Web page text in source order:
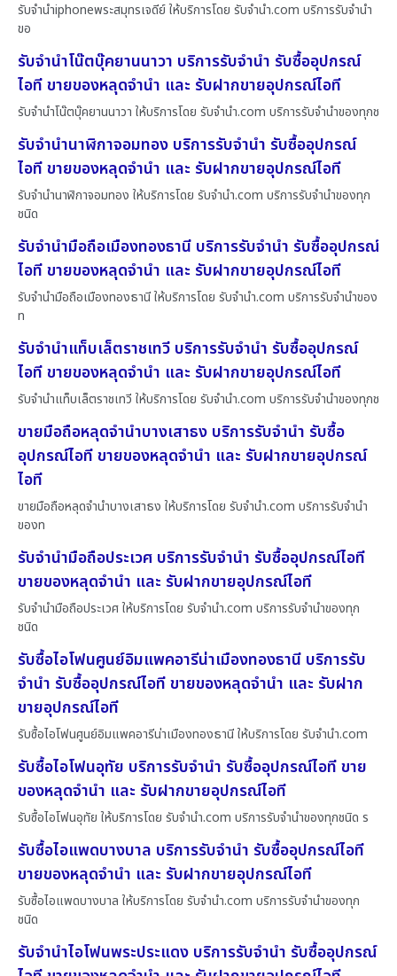
รับจำนำiphoneพระสมุทรเจดีย์ ให้บริการโดย รับจํานํา.com บริการรับจำนำ
ขอ
รับจำนำโน๊ตบุ๊คยานนาวา บริการรับจำนำ รับซื้ออุปกรณ์
ไอที ขายของหลุดจำนำ และ รับฝากขายอุปกรณ์ไอที
รับจำนำโน๊ตบุ๊คยานนาวา ให้บริการโดย รับจํานํา.com บริการรับจำนำของทุกช
รับจำนำนาฬิกาจอมทอง บริการรับจำนำ รับซื้ออุปกรณ์
ไอที ขายของหลุดจำนำ และ รับฝากขายอุปกรณ์ไอที
รับจำนำนาฬิกาจอมทอง ให้บริการโดย รับจํานํา.com บริการรับจำนำของทุก
ชนิด
รับจำนำมือถือเมืองทองธานี บริการรับจำนำ รับซื้ออุปกรณ์
ไอที ขายของหลุดจำนำ และ รับฝากขายอุปกรณ์ไอที
รับจำนำมือถือเมืองทองธานี ให้บริการโดย รับจํานํา.com บริการรับจำนำของ
ท
รับจำนำแท็บเล็ตราชเทวี บริการรับจำนำ รับซื้ออุปกรณ์
ไอที ขายของหลุดจำนำ และ รับฝากขายอุปกรณ์ไอที
รับจำนำแท็บเล็ตราชเทวี ให้บริการโดย รับจํานํา.com บริการรับจำนำของทุกช
ขายมือถือหลุดจำนำบางเสาธง บริการรับจำนำ รับซื้อ
อุปกรณ์ไอที ขายของหลุดจำนำ และ รับฝากขายอุปกรณ์
ไอที
ขายมือถือหลุดจำนำบางเสาธง ให้บริการโดย รับจํานํา.com บริการรับจำนำ
ของท
รับจำนำมือถือประเวศ บริการรับจำนำ รับซื้ออุปกรณ์ไอที
ขายของหลุดจำนำ และ รับฝากขายอุปกรณ์ไอที
รับจำนำมือถือประเวศ ให้บริการโดย รับจํานํา.com บริการรับจำนำของทุก
ชนิด
รับซื้อไอโฟนศูนย์อิมแพคอารีน่าเมืองทองธานี บริการรับ
จำนำ รับซื้ออุปกรณ์ไอที ขายของหลุดจำนำ และ รับฝาก
ขายอุปกรณ์ไอที
รับซื้อไอโฟนศูนย์อิมแพคอารีน่าเมืองทองธานี ให้บริการโดย รับจํานํา.com
รับซื้อไอโฟนอุทัย บริการรับจำนำ รับซื้ออุปกรณ์ไอที ขาย
ของหลุดจำนำ และ รับฝากขายอุปกรณ์ไอที
รับซื้อไอโฟนอุทัย ให้บริการโดย รับจํานํา.com บริการรับจำนำของทุกชนิด ร
รับซื้อไอแพดบางบาล บริการรับจำนำ รับซื้ออุปกรณ์ไอที
ขายของหลุดจำนำ และ รับฝากขายอุปกรณ์ไอที
รับซื้อไอแพดบางบาล ให้บริการโดย รับจํานํา.com บริการรับจำนำของทุก
ชนิด
รับจำนำไอโฟนพระประแดง บริการรับจำนำ รับซื้ออุปกรณ์